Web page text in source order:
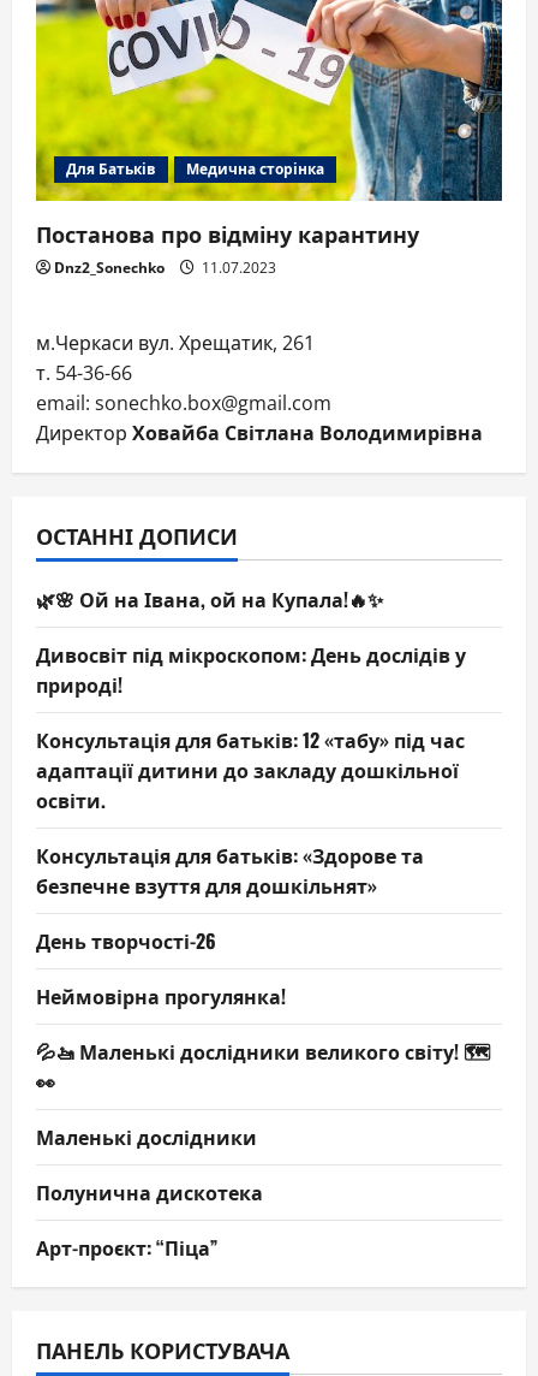
Для Батьків Медична сторінка
Постанова про відміну карантину
Dnz2_Sonechko 11.07.2023
м.Черкаси вул. Хрещатик, 261
т. 54-36-66
email: sonechko.box@gmail.com
Директор Ховайба Світлана Володимирівна
ОСТАННІ ДОПИСИ
🌿🌸 Ой на Івана, ой на Купала!🔥✨
Дивосвіт під мікроскопом: День дослідів у
природі!
Консультація для батьків: 12 «табу» під час
адаптації дитини до закладу дошкільної
освіти.
Консультація для батьків: «Здорове та
безпечне взуття для дошкільнят»
День творчості-26
Неймовірна прогулянка!
💦🚤 Маленькі дослідники великого світу! 🗺️
👀
Маленькі дослідники
Полунична дискотека
Арт-проєкт: “Піца”
ПАНЕЛЬ КОРИСТУВАЧА